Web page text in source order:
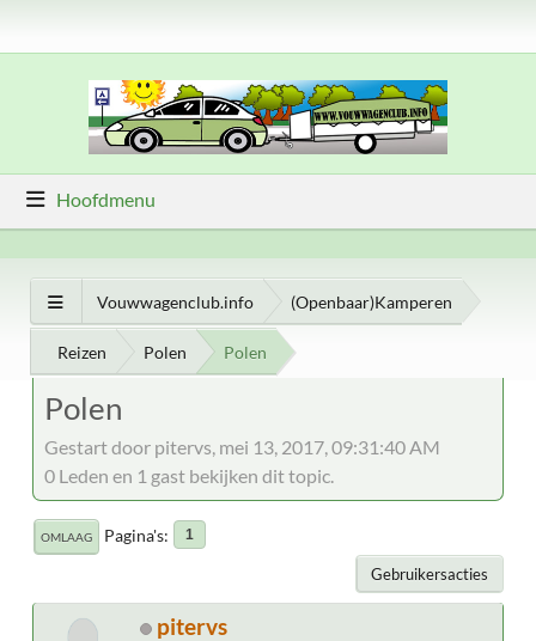
Hoofdmenu
Vouwwagenclub.info (Openbaar)Kamperen
Reizen Polen Polen
Polen
Gestart door pitervs, mei 13, 2017, 09:31:40 AM
0 Leden en 1 gast bekijken dit topic.
OMLAAG Pagina's 1
Gebruikersacties
pitervs